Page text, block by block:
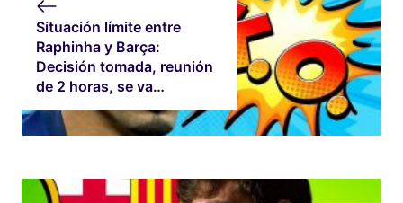
Situación límite entre
Raphinha y Barça:
Decisión tomada, reunión
de 2 horas, se va…